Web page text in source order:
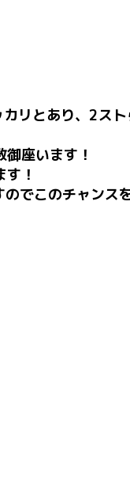
リとあり、2ス
座います！
！
でこのチャンス